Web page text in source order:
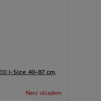
i-Size 40–87 cm,
Není skladem